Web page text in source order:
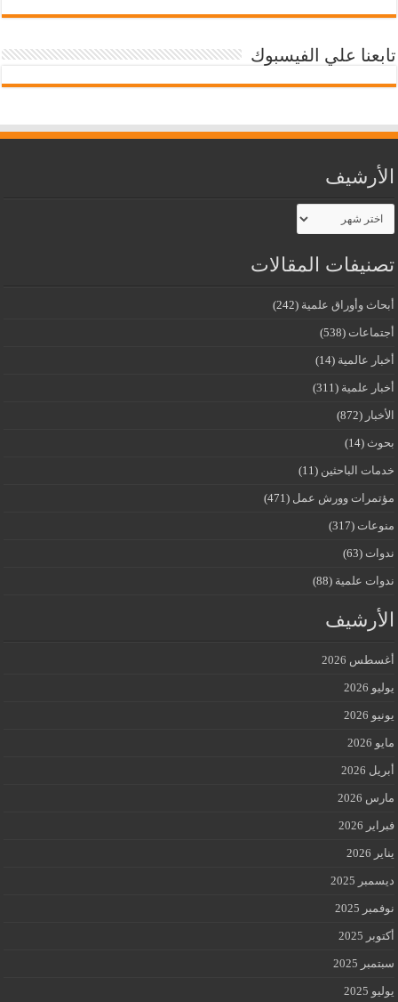
تابعنا علي الفيسبوك
الأرشيف
الأرشيف
تصنيفات المقالات
أبحاث وأوراق علمية (242)
أجتماعات (538)
أخبار عالمية (14)
أخبار علمية (311)
الأخبار (872)
بحوث (14)
خدمات الباحثين (11)
مؤتمرات وورش عمل (471)
منوعات (317)
ندوات (63)
ندوات علمية (88)
الأرشيف
أغسطس 2026
يوليو 2026
يونيو 2026
مايو 2026
أبريل 2026
مارس 2026
فبراير 2026
يناير 2026
ديسمبر 2025
نوفمبر 2025
أكتوبر 2025
سبتمبر 2025
يوليو 2025